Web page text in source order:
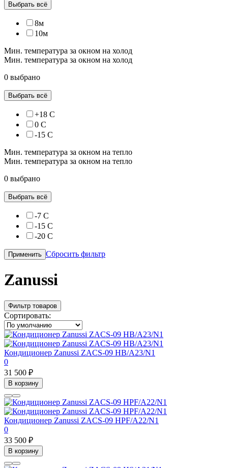
Выбрать всё
8м
10м
Мин. температура за окном на холод
Мин. температура за окном на холод
0 выбрано
Выбрать всё
+18 С
0 С
-15 С
Мин. температура за окном на тепло
Мин. температура за окном на тепло
0 выбрано
Выбрать всё
-7 С
-15 С
-20 С
Применить Сбросить фильтр
Zanussi
Фильтр товаров
Сортировать:
Кондиционер Zanussi ZACS-09 HB/A23/N1
0
31 500 ₽
В корзину
Кондиционер Zanussi ZACS-09 HPF/A22/N1
0
33 500 ₽
В корзину